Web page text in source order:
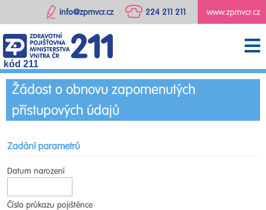
www.zpmvcr.cz
224 211 211
info@zpmvcr.cz
kód 211
Žádost o obnovu zapomenutých
přístupových údajů
Zadání parametrů
Datum narození
Číslo průkazu pojištěnce